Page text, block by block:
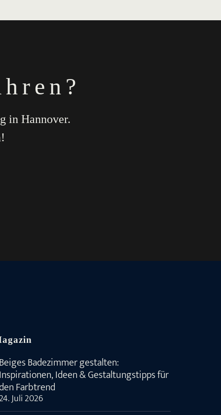
in Hannover.
Badezimmer gestalten:
Ideen & Gestaltungstipps für
Farbtrend
Juli 2026